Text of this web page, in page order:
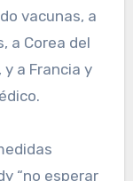
vacunas, a
a Corea del
a Francia y
“no esperar